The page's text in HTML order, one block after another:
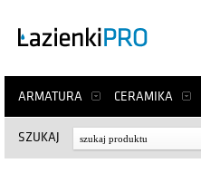
ARMATURA CERAMIKA
SZUKAJ